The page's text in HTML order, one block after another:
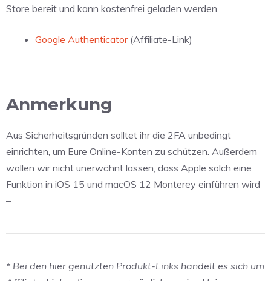
Store bereit und kann kostenfrei geladen werden.
Google Authenticator(Affiliate-Link)
Anmerkung
Aus Sicherheitsgründen solltet ihr die 2FA unbedingt
einrichten, um Eure Online-Konten zu schützen. Außerdem
wollen wir nicht unerwähnt lassen, dass Apple solch eine
Funktion in iOS 15 und macOS 12 Monterey einführen wird
–
* Bei den hier genutzten Produkt-Links handelt es sich um